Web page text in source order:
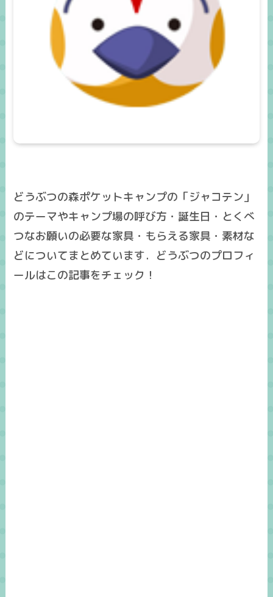
どうぶつの森ポケットキャンプの「ジャコテン」
のテーマやキャンプ場の呼び方・誕生日・とくべ
つなお願いの必要な家具・もらえる家具・素材な
どについてまとめています．どうぶつのプロフィ
ールはこの記事をチェック！